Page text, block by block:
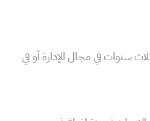
سنوات في مجال الإدارة أو في